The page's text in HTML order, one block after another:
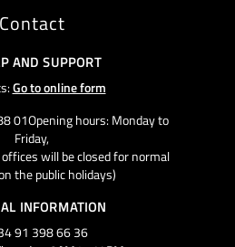
Contact
AND SUPPORT
Go to online form
01Opening hours: Monday to
Friday,
will be closed for normal
the public holidays)
INFORMATION
91 398 66 36